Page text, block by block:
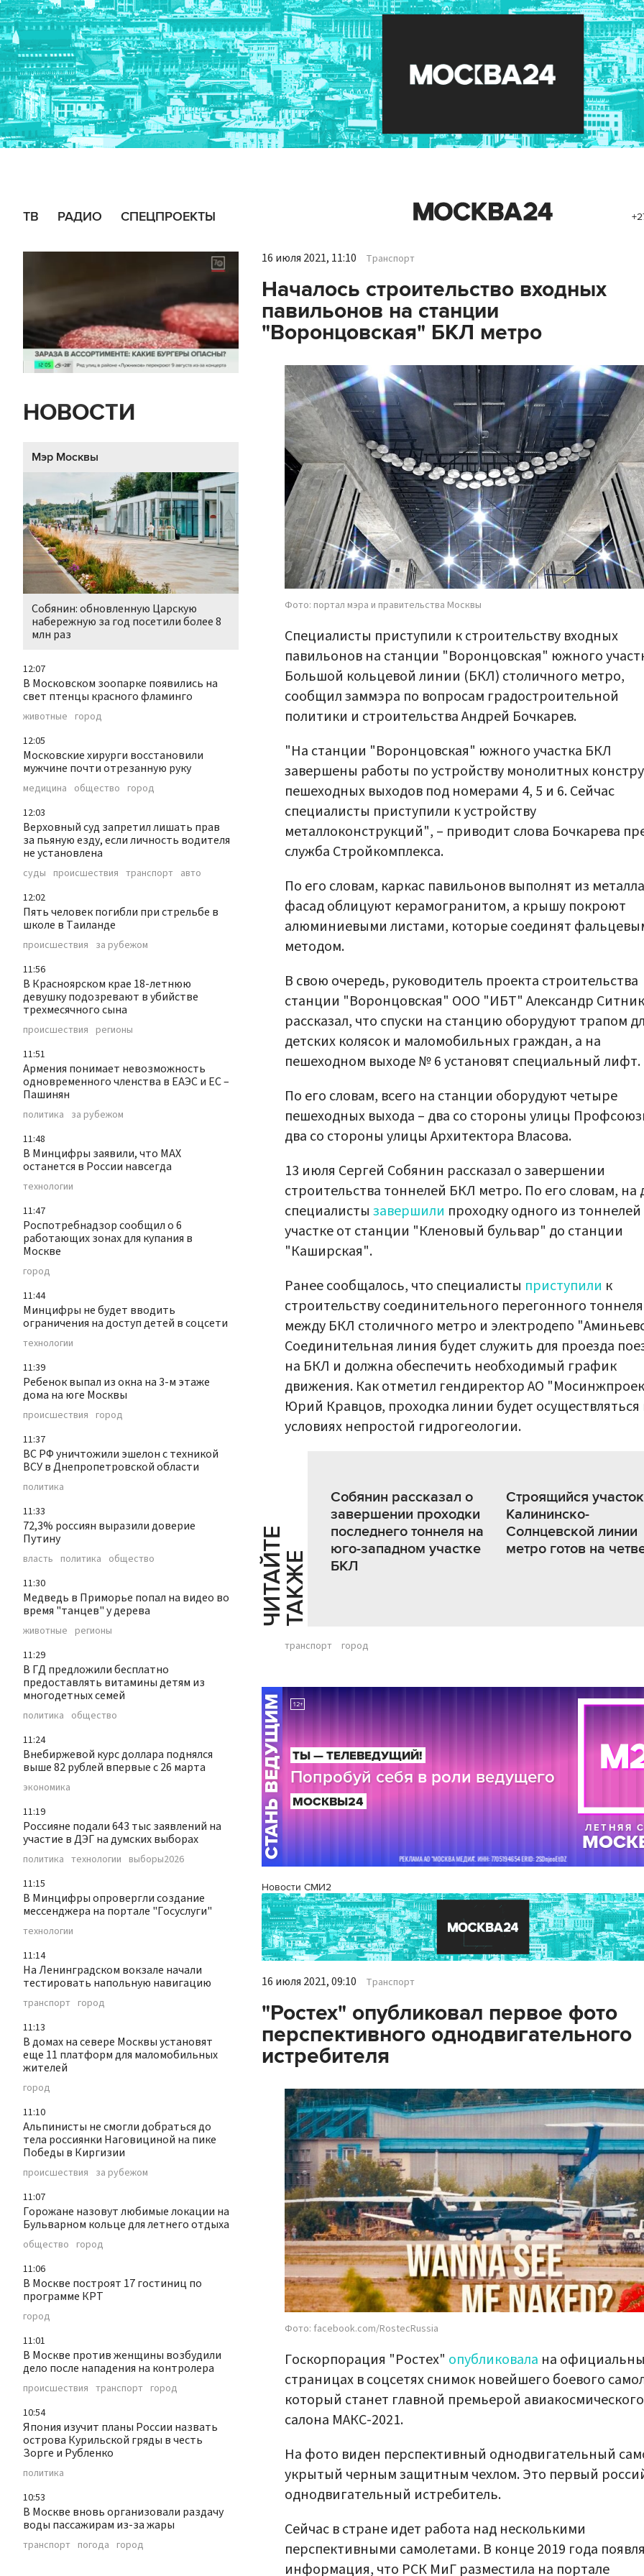
ТВ РАДИО СПЕЦПРОЕКТЫ
НОВОСТИ
Мэр Москвы
Собянин: обновленную Царскую
набережную за год посетили более 8
млн раз
12:07
В Московском зоопарке появились на
свет птенцы красного фламинго
животные город
12:05
Московские хирурги восстановили
мужчине почти отрезанную руку
медицина общество город
12:03
Верховный суд запретил лишать прав
за пьяную езду, если личность водителя
не установлена
суды происшествия транспорт авто
12:02
Пять человек погибли при стрельбе в
школе в Таиланде
происшествия за рубежом
11:56
В Красноярском крае 18-летнюю
девушку подозревают в убийстве
трехмесячного сына
происшествия регионы
11:51
Армения понимает невозможность
одновременного членства в ЕАЭС и ЕС –
Пашинян
политика за рубежом
11:48
В Минцифры заявили, что МАХ
останется в России навсегда
технологии
11:47
Роспотребнадзор сообщил о 6
работающих зонах для купания в
Москве
город
11:44
Минцифры не будет вводить
ограничения на доступ детей в соцсети
технологии
11:39
Ребенок выпал из окна на 3-м этаже
дома на юге Москвы
происшествия город
11:37
ВС РФ уничтожили эшелон с техникой
ВСУ в Днепропетровской области
политика
11:33
72,3% россиян выразили доверие
Путину
власть политика общество
11:30
Медведь в Приморье попал на видео во
время "танцев" у дерева
животные регионы
11:29
В ГД предложили бесплатно
предоставлять витамины детям из
многодетных семей
политика общество
11:24
Внебиржевой курс доллара поднялся
выше 82 рублей впервые с 26 марта
экономика
11:19
Россияне подали 643 тыс заявлений на
участие в ДЭГ на думских выборах
политика технологии выборы2026
11:15
В Минцифры опровергли создание
мессенджера на портале "Госуслуги"
технологии
11:14
На Ленинградском вокзале начали
тестировать напольную навигацию
транспорт город
11:13
В домах на севере Москвы установят
еще 11 платформ для маломобильных
жителей
город
11:10
Альпинисты не смогли добраться до
тела россиянки Наговициной на пике
Победы в Киргизии
происшествия за рубежом
11:07
Горожане назовут любимые локации на
Бульварном кольце для летнего отдыха
общество город
11:06
В Москве построят 17 гостиниц по
программе КРТ
город
11:01
В Москве против женщины возбудили
дело после нападения на контролера
происшествия транспорт город
10:54
Япония изучит планы России назвать
острова Курильской гряды в честь
Зорге и Рубленко
политика
10:53
В Москве вновь организовали раздачу
воды пассажирам из-за жары
транспорт погода город
16 июля 2021, 11:10 Транспорт
Началось строительство входных
павильонов на станции
"Воронцовская" БКЛ метро
Фото: портал мэра и правительства Москвы
Специалисты приступили к строительству входных
павильонов на станции "Воронцовская" южного
Большой кольцевой линии (БКЛ) столичного метро,
сообщил заммэра по вопросам градостроительной
политики и строительства Андрей Бочкарев.
"На станции "Воронцовская" южного участка БКЛ
завершены работы по устройству монолитных
пешеходных выходов под номерами 4, 5 и 6. Сейчас
специалисты приступили к устройству
металлоконструкций", – приводит слова Бочкарева
служба Стройкомплекса.
По его словам, каркас павильонов выполнят из
фасад облицуют керамогранитом, а крышу покроют
алюминиевыми листами, которые соединят
методом.
В свою очередь, руководитель проекта строительства
станции "Воронцовская" ООО "ИБТ" Александр
рассказал, что спуски на станцию оборудуют трапом
детских колясок и маломобильных граждан, а на
пешеходном выходе № 6 установят специальный лифт.
По его словам, всего на станции оборудуют четыре
пешеходных выхода – два со стороны улицы
два со стороны улицы Архитектора Власова.
13 июля Сергей Собянин рассказал о завершении
строительства тоннелей БКЛ метро. По его словам, на
специалисты завершили проходку одного из
участке от станции "Кленовый бульвар" до станции
"Каширская".
Ранее сообщалось, что специалисты приступили к
строительству соединительного перегонного тоннеля
между БКЛ столичного метро и электродепо
Соединительная линия будет служить для проезда
на БКЛ и должна обеспечить необходимый график
движения. Как отметил гендиректор АО
Юрий Кравцов, проходка линии будет осуществляться
условиях непростой гидрогеологии.
Ч
И
Т
АЙ
Т
Е
Т
А
К
ЖЕ
Собянин рассказал о
завершении проходки
последнего тоннеля на
юго-западном участке
БКЛ
Строящийся участок
Калининско-
Солнцевской линии
метро готов на
транспорт город
Новости СМИ2
16 июля 2021, 09:10 Транспорт
"Ростех" опубликовал первое фото
перспективного однодвигательного
истребителя
Фото: facebook.com/RostecRussia
Госкорпорация "Ростех" опубликовала на
страницах в соцсетях снимок новейшего боевого
который станет главной премьерой авиакосмического
салона МАКС-2021.
На фото виден перспективный однодвигательный
укрытый черным защитным чехлом. Это первый
однодвигательный истребитель.
Сейчас в стране идет работа над несколькими
перспективными самолетами. В конце 2019 года
информация, что РСК МиГ разместила на портале